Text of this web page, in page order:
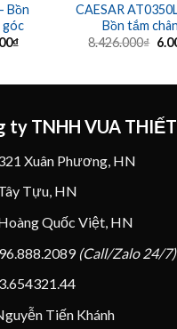
Bồn
góc
₫Giá
CAESAR
Bồn tắm
8.426.000₫ Giá
ty TNHH VUA
Xuân Phương, HN
Tựu, HN
Quốc Việt, HN
(Call/Zalo 24/7)
Tiến Khánh